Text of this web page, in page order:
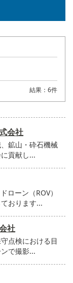
結果：6件
会社
鉱山・砕石機械
貢献し...
ローン（ROV）
おります...
社
点検における目
で撮影...